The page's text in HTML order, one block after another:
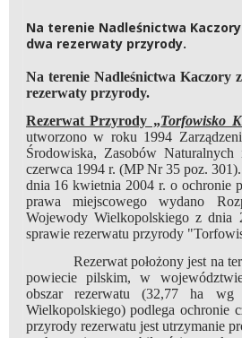
Na terenie Nadleśnictwa
dwa rezerwaty przyrody.
Na terenie Nadleśnictwa Kaczory
rezerwaty przyrody.
Rezerwat Przyrody „Torfowisko
utworzono w roku 1994
Środowiska, Zasobów
czerwca 1994 r. (MP Nr 35 poz.
dnia 16 kwietnia 2004 r. o ochronie
prawa miejscowego wydano
Wojewody Wielkopolskiego z dnia
sprawie rezerwatu przyrody
Rezerwat położony jest na
powiecie pilskim, w
obszar rezerwatu (32,77 ha wg
Wielkopolskiego) podlega ochronie
przyrody rezerwatu jest utrzymanie